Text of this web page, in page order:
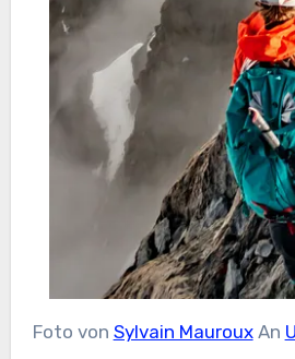
Foto von Sylvain MaurouxAn